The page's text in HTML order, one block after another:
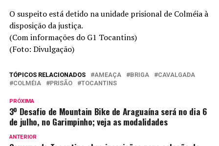
O suspeito está detido na unidade prisional de Colméia à
disposição da justiça.
(Com informações do G1 Tocantins)
(Foto: Divulgação)
TÓPICOS RELACIONADOS AMEAÇA BRIGA
CAVALGADA
COLMÉIA
PRISÃO TOCANTINS
PRÓXIMA
3º Desafio de Mountain Bike de Araguaína será no dia 6
de julho, no Garimpinho; veja as modalidades
ANTERIOR